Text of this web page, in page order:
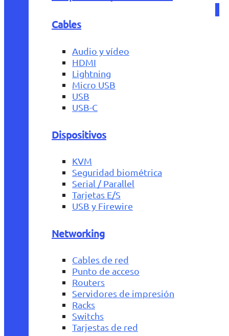
Cables
Audio y vídeo
HDMI
Lightning
Micro USB
USB
USB-C
Dispositivos
KVM
Seguridad biométrica
Serial / Parallel
Tarjetas E/S
USB y Firewire
Networking
Cables de red
Punto de acceso
Routers
Servidores de impresión
Racks
Switchs
Tarjestas de red